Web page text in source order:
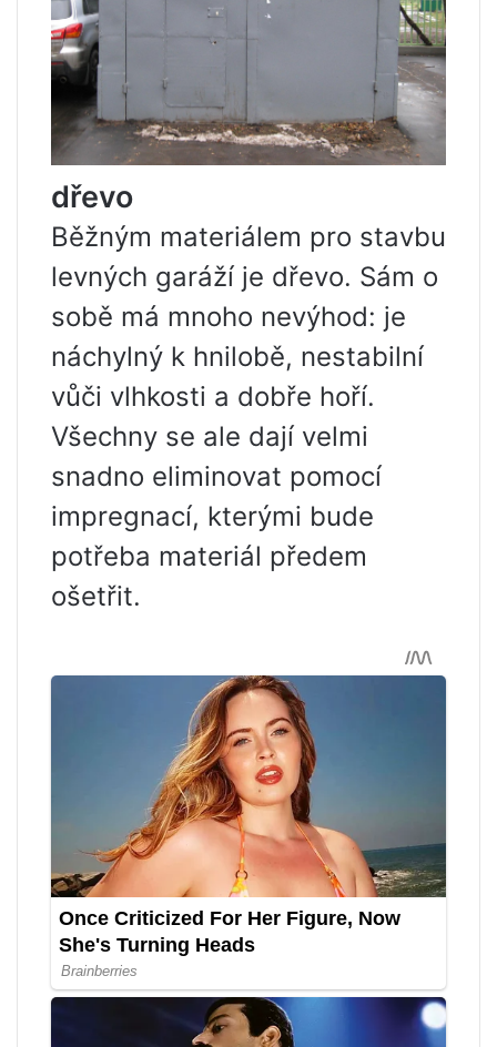
dřevo
Běžným materiálem pro stavbu
levných garáží je dřevo. Sám o
sobě má mnoho nevýhod: je
náchylný k hnilobě, nestabilní
vůči vlhkosti a dobře hoří.
Všechny se ale dají velmi
snadno eliminovat pomocí
impregnací, kterými bude
potřeba materiál předem
ošetřit.